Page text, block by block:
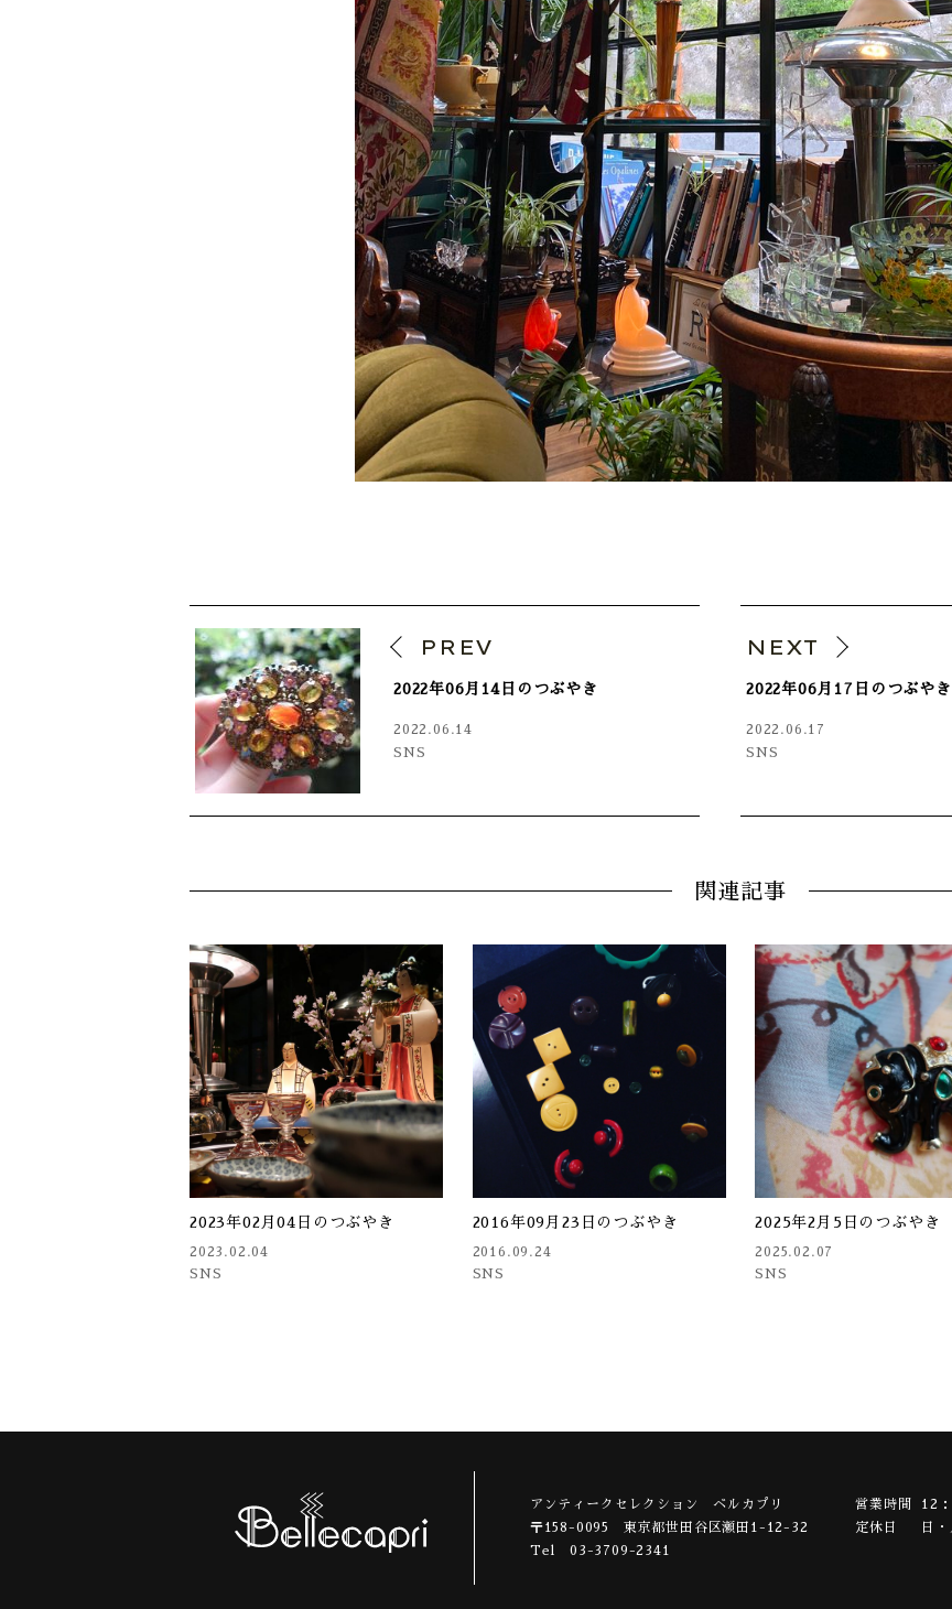
PREV
2022年06月14日のつぶやき
2022.06.14
SNS
NEXT
2022年06月17日のつぶやき
2022.06.17
SNS
関連記事
2023年02月04日のつぶやき
2023.02.04
SNS
2016年09月23日のつぶやき
2016.09.24
SNS
2025年2月5日のつぶやき
2025.02.07
SNS
アンティークセレクション ベルカプリ
〒158-0095 東京都世田谷区瀬田1-12-32
Tel 03-3709-2341
営業時間
12
定休日
日